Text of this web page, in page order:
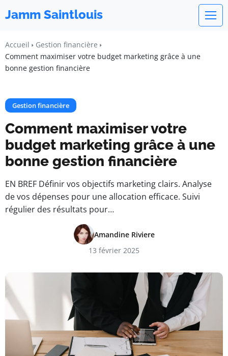
Jamm Saintlouis
Accueil
Gestion financière
Comment maximiser votre budget marketing grâce à une
bonne gestion financière
Gestion financière
Comment maximiser votre
budget marketing grâce à une
bonne gestion financière
EN BREF Définir vos objectifs marketing clairs. Analyse
de vos dépenses pour une allocation efficace. Suivi
régulier des résultats pour…
Amandine Riviere
13 février 2025